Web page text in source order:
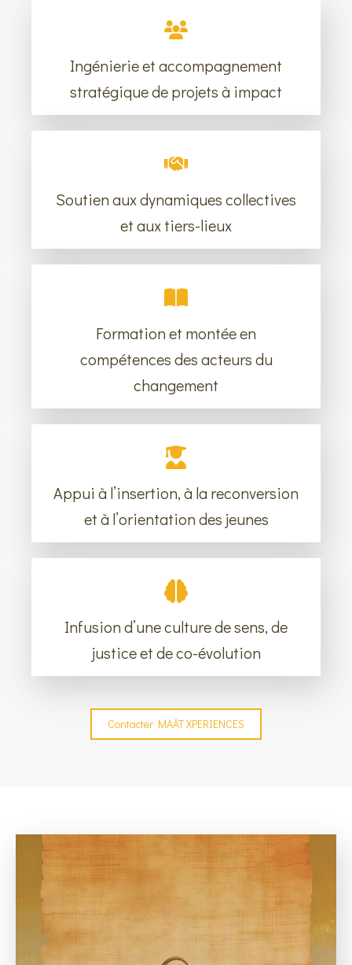
Ingénierie et accompagnement
stratégique de projets à impact
Soutien aux dynamiques collectives
et aux tiers-lieux
Formation et montée en
compétences des acteurs du
changement
Appui à l’insertion, à la reconversion
et à l’orientation des jeunes
Infusion d’une culture de sens, de
justice et de co-évolution
Contacter MAÂT XPERIENCES